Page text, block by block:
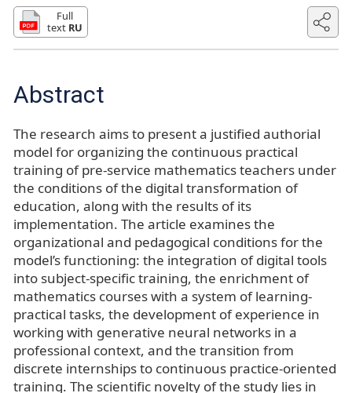
Full
text RU
Abstract
The research aims to present a justified authorial
model for organizing the continuous practical
training of pre-service mathematics teachers under
the conditions of the digital transformation of
education, along with the results of its
implementation. The article examines the
organizational and pedagogical conditions for the
model’s functioning: the integration of digital tools
into subject-specific training, the enrichment of
mathematics courses with a system of learning-
practical tasks, the development of experience in
working with generative neural networks in a
professional context, and the transition from
discrete internships to continuous practice-oriented
training. The scientific novelty of the study lies in